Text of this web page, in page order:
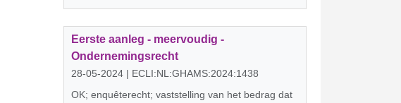
Eerste aanleg - meervoudig -
Ondernemingsrecht
28-05-2024 | ECLI:NL:GHAMS:2024:1438
OK; enquêterecht; vaststelling van het bedrag dat